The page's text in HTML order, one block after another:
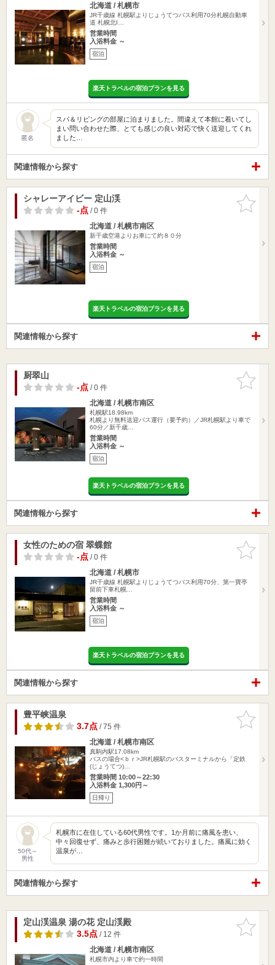
北海道 / 札幌市
JR千歳線 札幌駅よりじょうてつバス利用70分札幌自動車
道 札幌北I…
営業時間
入浴料金 ～
宿泊
楽天トラベルの宿泊プランを見る
匿名
スパ＆リビングの部屋に泊まりました。間違えて本館に着いてし
まい問い合わせた際、とても感じの良い対応で快く送迎してくれ
ました…
関連情報から探す
お気に入
りに追加
シャレーアイビー 定山渓
-点/ 0 件
北海道 / 札幌市南区
新千歳空港よりお車にて約８０分
営業時間
入浴料金 ～
宿泊
楽天トラベルの宿泊プランを見る
関連情報から探す
お気に入
りに追加
厨翠山
-点/ 0 件
北海道 / 札幌市南区
札幌駅18.98km
札幌より無料送迎バス運行（要予約）／JR札幌駅より車で
60分／新千歳…
営業時間
入浴料金 ～
宿泊
楽天トラベルの宿泊プランを見る
関連情報から探す
お気に入
りに追加
女性のための宿 翠蝶館
-点/ 0 件
北海道 / 札幌市
JR千歳線 札幌駅よりじょうてつバス利用70分、第一寶亭
留前下車札幌…
営業時間
入浴料金 ～
宿泊
楽天トラベルの宿泊プランを見る
関連情報から探す
お気に入
りに追加
豊平峡温泉
3.7点/ 75 件
北海道 / 札幌市南区
真駒内駅17.08km
バスの場合<ｂｒ>JR札幌駅のバスターミナルから「定鉄
(じょうてつ)…
営業時間 10:00～22:30
入浴料金 1,300円～
日帰り
50代～
男性
札幌市に在住している60代男性です。1か月前に痛風を患い、
中々回復せず、痛みと歩行困難が続いておりました。痛風に効く
温泉が…
関連情報から探す
お気に入
りに追加
定山渓温泉 湯の花 定山渓殿
3.5点/ 12 件
北海道 / 札幌市南区
札幌市内より車で約一時間